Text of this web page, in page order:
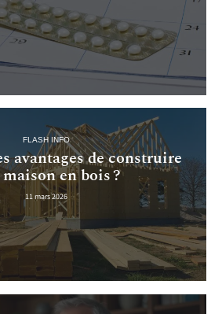
FLASH INFO
avantages de construire
en bois ?
11 mars 2026